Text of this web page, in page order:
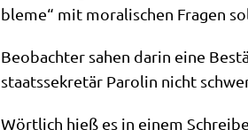
ble­me“ mit mora­li­schen Fra­gen
Beob­ach­ter sahen dar­in eine
staats­se­kre­tär Paro­lin nicht
Wört­lich hieß es in einem